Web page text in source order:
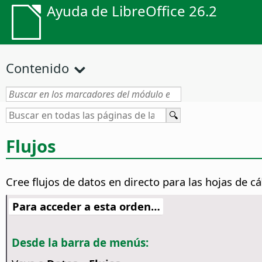
Ayuda de LibreOffice 26.2
Contenido
Flujos
Cree flujos de datos en directo para las hojas de
Para acceder a esta orden…
Desde la barra de menús: